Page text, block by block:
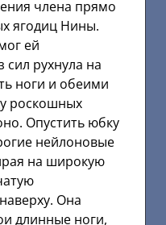
члена прямо
ягодиц Нины.
ей
сил рухнула на
ноги и обеими
роскошных
Опустить юбку
нейлоновые
на широкую
Она
длинные ноги,